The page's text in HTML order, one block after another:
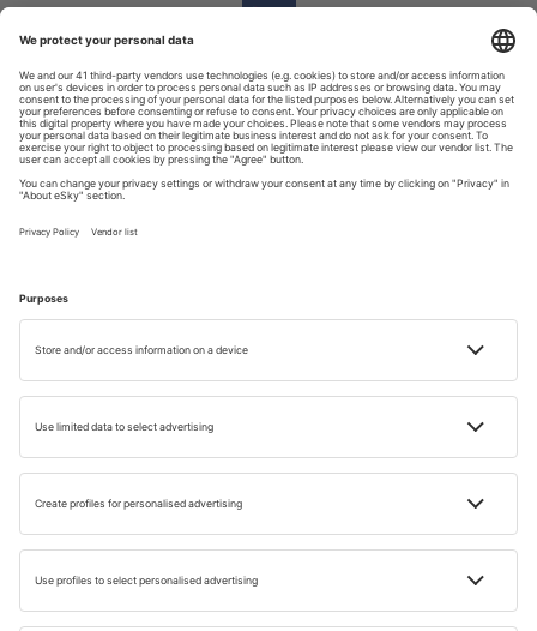
Stáhněte sinaši aplikaci
a pohodlně si naplánujte svoji cestu.
4.6